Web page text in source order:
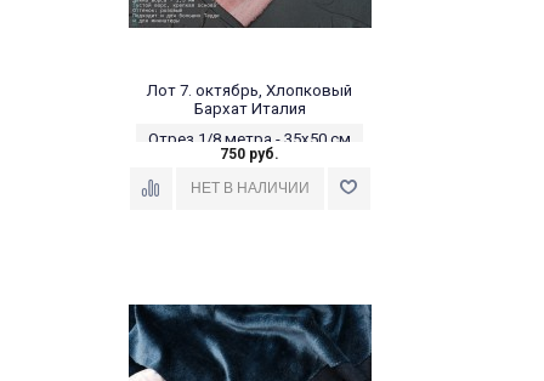
Лот 7. октябрь, Хлопковый
Бархат Италия
Отрез 1/8 метра - 35х50 см
750 руб.